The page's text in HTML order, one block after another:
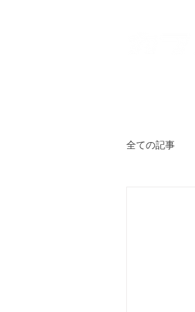
全ての記事